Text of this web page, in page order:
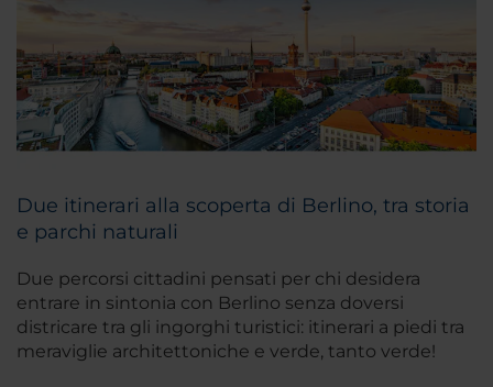
Due itinerari alla scoperta di Berlino, tra storia
e parchi naturali
Due percorsi cittadini pensati per chi desidera
entrare in sintonia con Berlino senza doversi
districare tra gli ingorghi turistici: itinerari a piedi tra
meraviglie architettoniche e verde, tanto verde!